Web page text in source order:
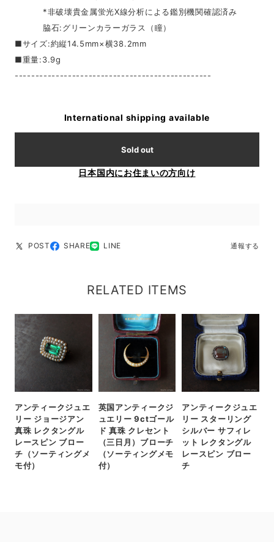
*非破壊貴金属蛍光X線分析による鑑別機関確認済み
脇石:グリーンカラーガラス（瞳）
■サイズ:約縦14.5mm×横38.2mm
■重量:3.9g
------------------------------------------------
International shipping available
Sold out
日本国内にお住まいの方向け
POST SHARE LINE 通報する
RELATED ITEMS
アンティークジュエ
リー ジョージアン
真珠 レクタングル
レースピン ブロー
チ（ソーティングメ
モ付）
英国アンティークジ
ュエリー 9ctゴール
ド 真珠 クレセント
（三日月）ブローチ
（ソーティングメモ
付）
アンティークジュエ
リー スターリング
シルバー サフィレ
ット レクタングル
レースピン ブロー
チ